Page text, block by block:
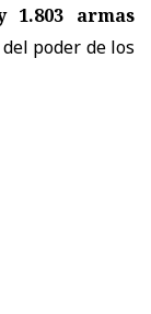
1.803 armas
poder de los